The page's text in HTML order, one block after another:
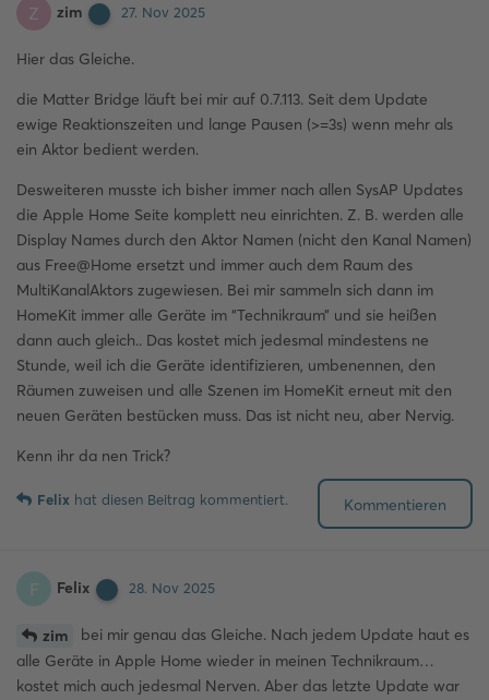
Z zim 27. Nov 2025
Hier das Gleiche.
die Matter Bridge läuft bei mir auf 0.7.113. Seit dem Update
ewige Reaktionszeiten und lange Pausen (>=3s) wenn mehr als
ein Aktor bedient werden.
Desweiteren musste ich bisher immer nach allen SysAP Updates
die Apple Home Seite komplett neu einrichten. Z. B. werden alle
Display Names durch den Aktor Namen (nicht den Kanal Namen)
aus Free@Home ersetzt und immer auch dem Raum des
MultiKanalAktors zugewiesen. Bei mir sammeln sich dann im
HomeKit immer alle Geräte im “Technikraum” und sie heißen
dann auch gleich.. Das kostet mich jedesmal mindestens ne
Stunde, weil ich die Geräte identifizieren, umbenennen, den
Räumen zuweisen und alle Szenen im HomeKit erneut mit den
neuen Geräten bestücken muss. Das ist nicht neu, aber Nervig.
Kenn ihr da nen Trick?
Kommentieren
Felix hat diesen Beitrag kommentiert.
F Felix 28. Nov 2025
zim
bei mir genau das Gleiche. Nach jedem Update haut es
alle Geräte in Apple Home wieder in meinen Technikraum…
kostet mich auch jedesmal Nerven. Aber das letzte Update war